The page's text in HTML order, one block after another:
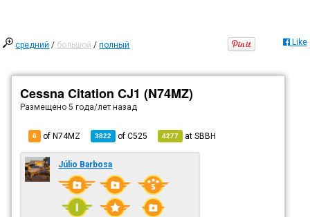
средний / большой /полный Like
Cessna Citation CJ1 (N74MZ)
Размещено5 года/лет назад
6 of N74MZ 3822 ofC525 4277 atSBBH
Júlio Barbosa